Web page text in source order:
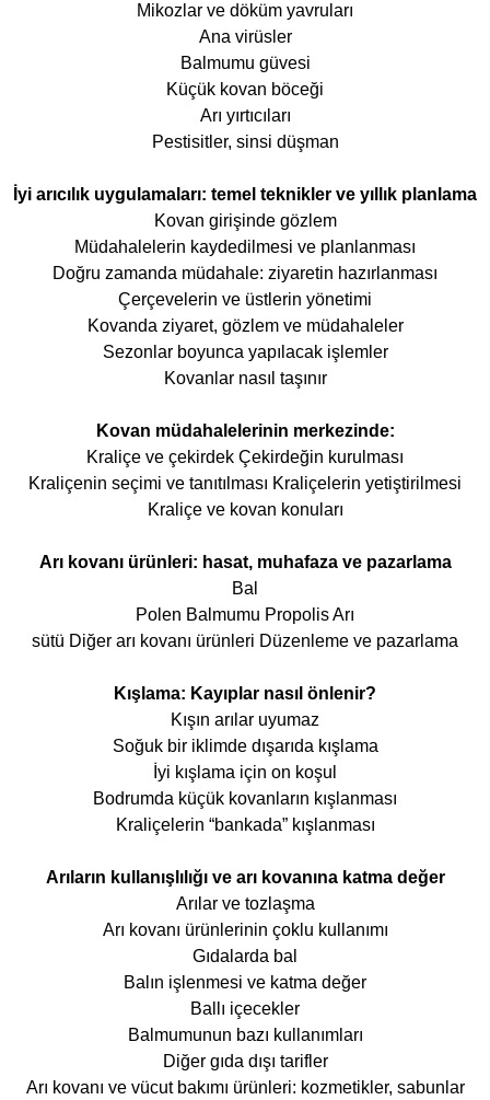
Mikozlar ve döküm yavruları
Ana virüsler
Balmumu güvesi
Küçük kovan böceği
Arı yırtıcıları
Pestisitler, sinsi düşman
İyi arıcılık uygulamaları: temel teknikler ve yıllık planlama
Kovan girişinde gözlem
Müdahalelerin kaydedilmesi ve planlanması
Doğru zamanda müdahale: ziyaretin hazırlanması
Çerçevelerin ve üstlerin yönetimi
Kovanda ziyaret, gözlem ve müdahaleler
Sezonlar boyunca yapılacak işlemler
Kovanlar nasıl taşınır
Kovan müdahalelerinin merkezinde:
Kraliçe ve çekirdek Çekirdeğin kurulması
Kraliçenin seçimi ve tanıtılması Kraliçelerin yetiştirilmesi
Kraliçe ve kovan konuları
Arı kovanı ürünleri: hasat, muhafaza ve pazarlama
Bal
Polen Balmumu Propolis Arı
sütü Diğer arı kovanı ürünleri Düzenleme ve pazarlama
Kışlama: Kayıplar nasıl önlenir?
Kışın arılar uyumaz
Soğuk bir iklimde dışarıda kışlama
İyi kışlama için on koşul
Bodrumda küçük kovanların kışlanması
Kraliçelerin “bankada” kışlanması
Arıların kullanışlılığı ve arı kovanına katma değer
Arılar ve tozlaşma
Arı kovanı ürünlerinin çoklu kullanımı
Gıdalarda bal
Balın işlenmesi ve katma değer
Ballı içecekler
Balmumunun bazı kullanımları
Diğer gıda dışı tarifler
Arı kovanı ve vücut bakımı ürünleri: kozmetikler, sabunlar